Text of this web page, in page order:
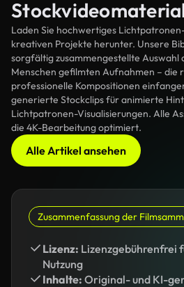
Laden Sie hochwertiges
kreativen Projekte herunter. Unsere
sorgfältig zusammengestellte Auswahl
Menschen gefilmten Aufnahmen – die
professionelle Kompositionen
generierte Stockclips für animierte
Lichtpatronen-Visualisierungen. Alle
die 4K-Bearbeitung optimiert.
Alle Artikel ansehen
Zusammenfassung der
Lizenz: Lizenzgebührenfrei
Nutzung
Inhalte: Original- und KI-